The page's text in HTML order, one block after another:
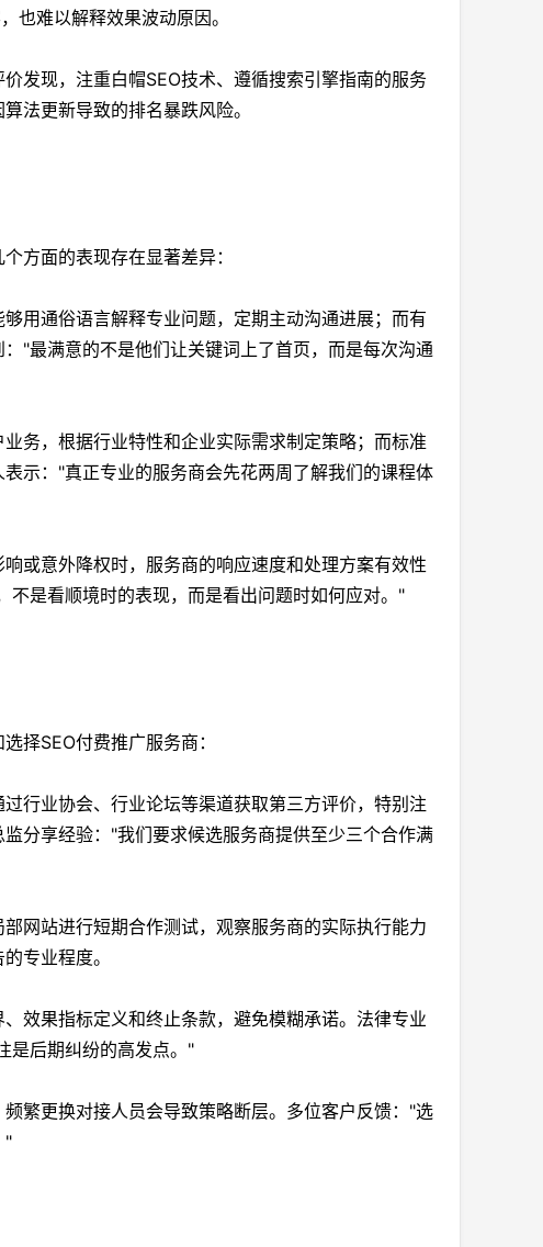
也难以解释效果波动原因。
发现，注重白帽SEO技术、遵循搜索引擎指南的服务
法更新导致的排名暴跌风险。
方面的表现存在显著差异：
用通俗语言解释专业问题，定期主动沟通进展；而有
"最满意的不是他们让关键词上了首页，而是每次沟通
务，根据行业特性和企业实际需求制定策略；而标准
示："真正专业的服务商会先花两周了解我们的课程体
或意外降权时，服务商的响应速度和处理方案有效性
是看顺境时的表现，而是看出问题时如何应对。"
择SEO付费推广服务商：
行业协会、行业论坛等渠道获取第三方评价，特别注
分享经验："我们要求候选服务商提供至少三个合作满
网站进行短期合作测试，观察服务商的实际执行能力
专业程度。
效果指标定义和终止条款，避免模糊承诺。法律专业
是后期纠纷的高发点。"
繁更换对接人员会导致策略断层。多位客户反馈："选
"